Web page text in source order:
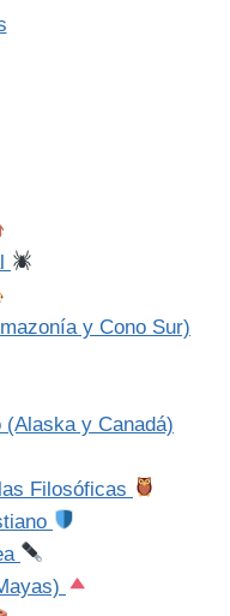
y Cono Sur)
y Canadá)
Filosóficas